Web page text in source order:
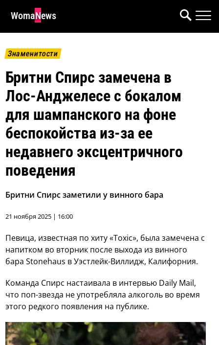
WomaNews
Знаменитости
Бритни Спирс замечена в
Лос-Анджелесе с бокалом
для шампанского на фоне
беспокойства из-за ее
недавнего эксцентричного
поведения
Бритни Спирс заметили у винного бара
21 ноября 2025 | 16:00
Певица, известная по хиту «Toxic», была замечена с
напитком во вторник после выхода из винного
бара Stonehaus в Уэстлейк-Виллидж, Калифорния.
Команда Спирс настаивала в интервью Daily Mail,
что поп-звезда не употребляла алкоголь во время
этого редкого появления на публике.